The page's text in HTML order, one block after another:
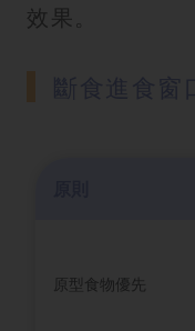
效果。
原型食物優先